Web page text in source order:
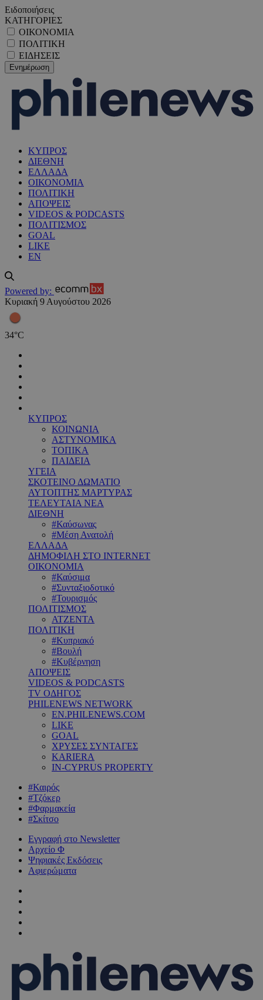
Ειδοποιήσεις
ΚΑΤΗΓΟΡΙΕΣ
ΟΙΚΟΝΟΜΙΑ
ΠΟΛΙΤΙΚΗ
ΕΙΔΗΣΕΙΣ
ΚΥΠΡΟΣ
ΔΙΕΘΝΗ
ΕΛΛΑΔΑ
ΟΙΚΟΝΟΜΙΑ
ΠΟΛΙΤΙΚΗ
ΑΠΟΨΕΙΣ
VIDEOS & PODCASTS
ΠΟΛΙΤΙΣΜΟΣ
GOAL
LIKE
EN
Powered by:
Κυριακή 9 Αυγούστου 2026
34°C
ΚΥΠΡΟΣ
ΚΟΙΝΩΝΙΑ
ΑΣΤΥΝΟΜΙΚΑ
ΤΟΠΙΚΑ
ΠΑΙΔΕΙΑ
ΥΓΕΙΑ
ΣΚΟΤΕΙΝΟ ΔΩΜΑΤΙΟ
ΑΥΤΟΠΤΗΣ ΜΑΡΤΥΡΑΣ
ΤΕΛΕΥΤΑΙΑ ΝΕΑ
ΔΙΕΘΝΗ
#Καύσωνας
#Μέση Ανατολή
ΕΛΛΑΔΑ
ΔΗΜΟΦΙΛΗ ΣΤΟ INTERNET
ΟΙΚΟΝΟΜΙΑ
#Καύσιμα
#Συνταξιοδοτικό
#Τουρισμός
ΠΟΛΙΤΙΣΜΟΣ
ΑΤΖΕΝΤΑ
ΠΟΛΙΤΙΚΗ
#Κυπριακό
#Βουλή
#Κυβέρνηση
ΑΠΟΨΕΙΣ
VIDEOS & PODCASTS
TV ΟΔΗΓΟΣ
PHILENEWS NETWORK
EN.PHILENEWS.COM
LIKE
GOAL
ΧΡΥΣΕΣ ΣΥΝΤΑΓΕΣ
KARIERA
IN-CYPRUS PROPERTY
#Καιρός
#Τζόκερ
#Φαρμακεία
#Σκίτσο
Εγγραφή στο Newsletter
Αρχείο Φ
Ψηφιακές Εκδόσεις
Αφιερώματα